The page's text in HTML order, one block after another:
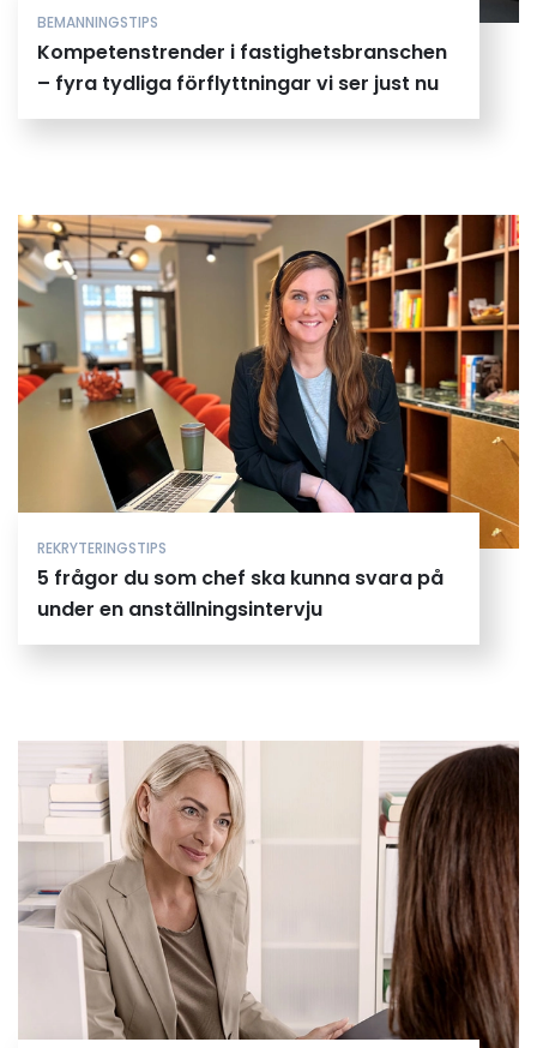
BEMANNINGSTIPS
Kompetenstrender i fastighetsbranschen
– fyra tydliga förflyttningar vi ser just nu
REKRYTERINGSTIPS
5 frågor du som chef ska kunna svara på
under en anställningsintervju